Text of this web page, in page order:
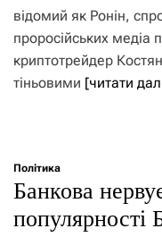
відомий як Ронін,
проросійських
криптотрейдер
тіньовими [читати
Політика
Банкова
популярності